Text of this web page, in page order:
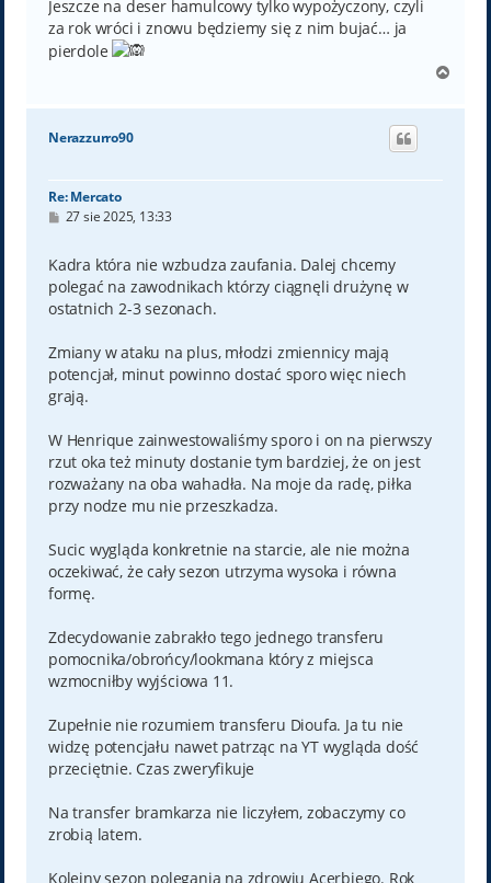
Jeszcze na deser hamulcowy tylko wypożyczony, czyli
za rok wróci i znowu będziemy się z nim bujać… ja
pierdole
g
Nerazzurro90
Re: Mercato
P
t
27 sie 2025, 13:33
Kadra która nie wzbudza zaufania. Dalej chcemy
polegać na zawodnikach którzy ciągnęli drużynę w
ostatnich 2-3 sezonach.
Zmiany w ataku na plus, młodzi zmiennicy mają
potencjał, minut powinno dostać sporo więc niech
grają.
W Henrique zainwestowaliśmy sporo i on na pierwszy
rzut oka też minuty dostanie tym bardziej, że on jest
rozważany na oba wahadła. Na moje da radę, piłka
przy nodze mu nie przeszkadza.
Sucic wygląda konkretnie na starcie, ale nie można
oczekiwać, że cały sezon utrzyma wysoka i równa
formę.
Zdecydowanie zabrakło tego jednego transferu
pomocnika/obrońcy/lookmana który z miejsca
wzmocniłby wyjściowa 11.
Zupełnie nie rozumiem transferu Dioufa. Ja tu nie
widzę potencjału nawet patrząc na YT wygląda dość
przeciętnie. Czas zweryfikuje
Na transfer bramkarza nie liczyłem, zobaczymy co
zrobią latem.
Kolejny sezon polegania na zdrowiu Acerbiego. Rok